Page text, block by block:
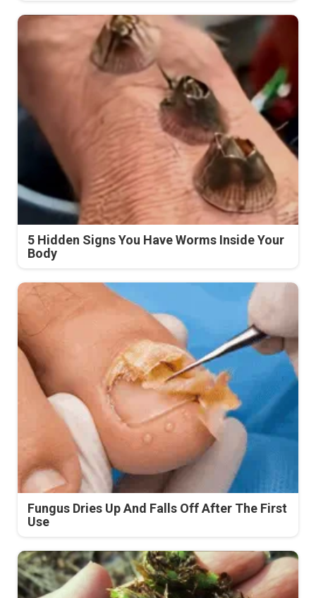
5 Hidden Signs You Have Worms Inside Your
Body
Fungus Dries Up And Falls Off After The First
Use